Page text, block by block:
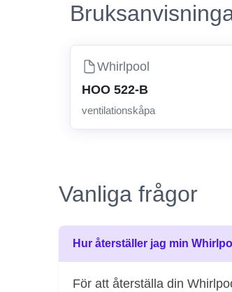
Whirlpool
HOO 522-B
ventilationskåpa
Vanliga frågor
Hur återställer jag min
För att återställa din